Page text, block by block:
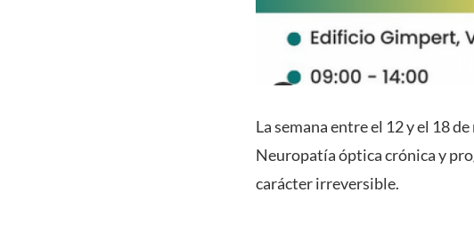
La semana entre el 12 y el 18
Neuropatía óptica crónica y
carácter irreversible.